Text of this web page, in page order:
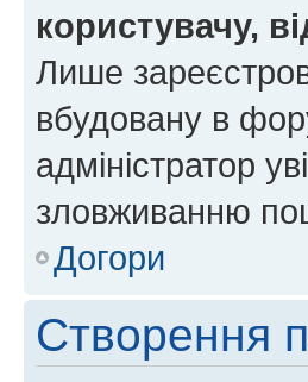
користувачу,
Лише
вбудовану в
адміністратор
зловживанню
Догори
Створення